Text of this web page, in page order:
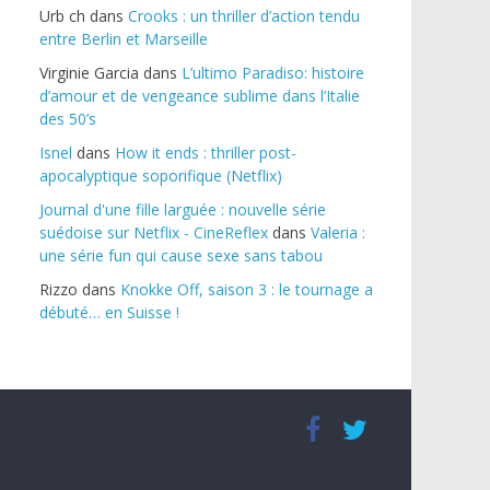
Urb ch dans Crooks : un thriller d’action tendu
entre Berlin et Marseille
Virginie Garcia dans L’ultimo Paradiso: histoire
d’amour et de vengeance sublime dans l’Italie
des 50’s
Isnel dans How it ends : thriller post-
apocalyptique soporifique (Netflix)
Journal d'une fille larguée : nouvelle série
suédoise sur Netflix - CineReflex dans Valeria :
une série fun qui cause sexe sans tabou
Rizzo dans Knokke Off, saison 3 : le tournage a
débuté… en Suisse !